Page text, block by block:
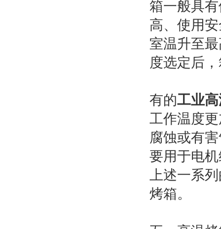
箱一般具
高、使用
室温升至
度选定后
有的工业
工作温度
腐蚀或有
要用于电
上述一系
烤箱。